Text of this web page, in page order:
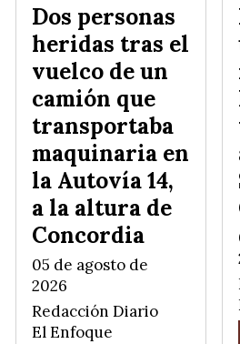
Dos personas
heridas tras el
vuelco de un
camión que
transportaba
maquinaria en
la Autovía 14,
a la altura de
Concordia
Redacción Diario
El Enfoque
05 de agosto de
2026